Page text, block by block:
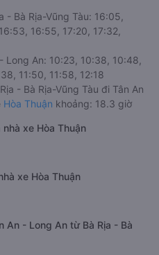
- Bà Rịa-Vũng Tàu: 16:05,
16:55, 17:20, 17:32,
Long An: 10:23, 10:38, 10:48,
11:50, 11:58, 12:18
- Bà Rịa-Vũng Tàu đi Tân An
Hòa Thuận khoảng: 18.3 giờ
xe Hòa Thuận
xe Hòa Thuận
An - Long An từ Bà Rịa - Bà